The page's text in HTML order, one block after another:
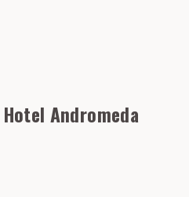
Hotel Andromeda